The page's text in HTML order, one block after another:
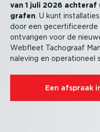
van 1 juli 2026
grafen . U kunt
door een gecer­ti­fi­ceerde
ontvangen voor de
Webfleet Tachograaf
naleving en opera­ti­oneel
Een afspraak